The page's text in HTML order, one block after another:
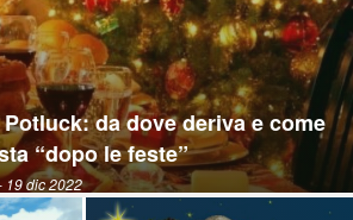
da dove deriva e come
“dopo le feste”
19 dic 2022